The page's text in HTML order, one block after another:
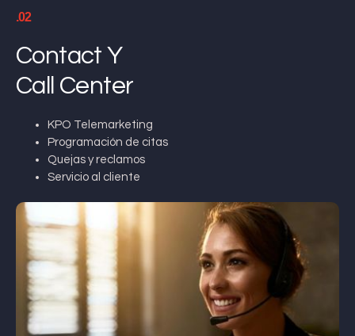
.02
Contact Y
Call Center
KPO Telemarketing
Programación de citas
Quejas y reclamos
Servicio al cliente